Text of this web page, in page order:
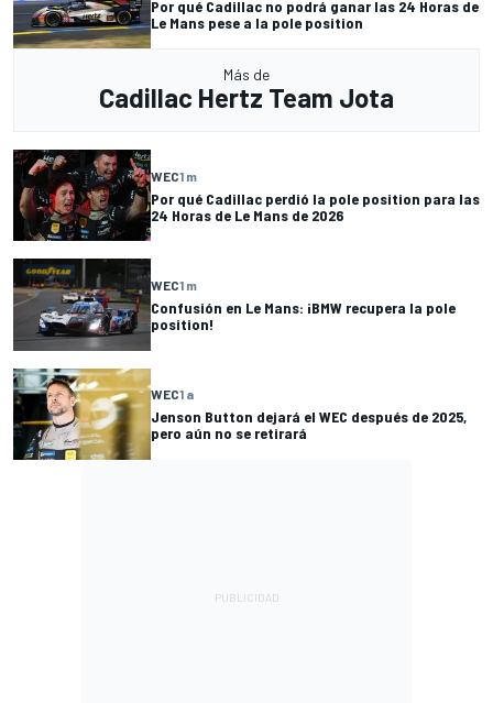
Por qué Cadillac no podrá ganar las 24 Horas de
Le Mans pese a la pole position
Más de
Cadillac Hertz Team Jota
WEC1 m
Por qué Cadillac perdió la pole position para las
24 Horas de Le Mans de 2026
WEC1 m
Confusión en Le Mans: ¡BMW recupera la pole
position!
WEC1 a
Jenson Button dejará el WEC después de 2025,
pero aún no se retirará